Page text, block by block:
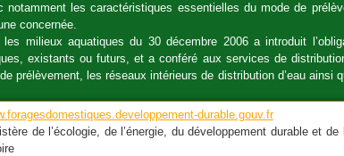
notamment les caractéristiques essentielles du mode de
concernée.
milieux aquatiques du 30 décembre 2006 a introduit
existants ou futurs, et a conféré aux services de
prélèvement, les réseaux intérieurs de distribution d’eau ainsi
durable.gouv.fr
de l’écologie, de l’énergie, du développement durable et de